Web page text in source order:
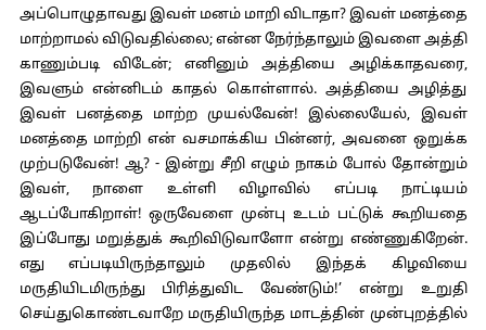
அப்பொழுதாவது இவள் மனம் மாறி விடாதா? இவள் மனத்தை
மாற்றாமல் விடுவதில்லை; என்ன நேர்ந்தாலும் இவளை அத்தி
காணும்படி விடேன்; எனினும் அத்தியை அழிக்காதவரை,
இவளும் என்னிடம் காதல் கொள்ளால். அத்தியை அழித்து
இவள் பனத்தை மாற்ற முயல்வேன்! இல்லையேல், இவள்
மனத்தை மாற்றி என் வசமாக்கிய பின்னர், அவனை ஒறுக்க
முற்படுவேன்! ஆ? - இன்று சீறி எழும் நாகம் போல் தோன்றும்
இவள், நாளை உள்ளி விழாவில் எப்படி நாட்டியம்
ஆடப்போகிறாள்! ஒருவேளை முன்பு உடம் பட்டுக் கூறியதை
இப்போது மறுத்துக் கூறிவிடுவாளோ என்று எண்ணுகிறேன்.
எது எப்படியிருந்தாலும் முதலில் இந்தக் கிழவியை
மருதியிடமிருந்து பிரித்துவிட வேண்டும்!’ என்று உறுதி
செய்துகொண்டவாறே மருதியிருந்த மாடத்தின் முன்புறத்தில்